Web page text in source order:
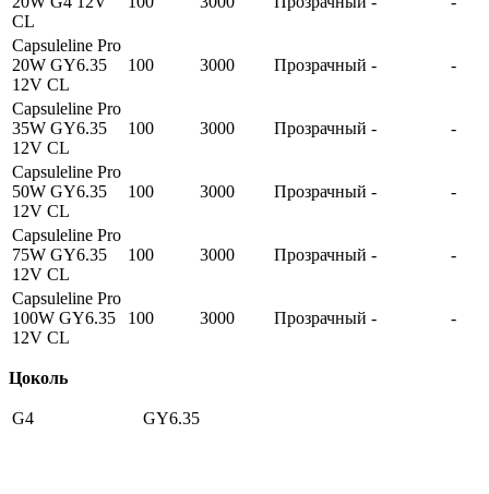
CL
Capsuleline Pro
20W GY6.35
12V CL
100 3000 Прозрачный - -
Capsuleline Pro
35W GY6.35
12V CL
100 3000 Прозрачный - -
Capsuleline Pro
50W GY6.35
12V CL
100 3000 Прозрачный - -
Capsuleline Pro
75W GY6.35
12V CL
100 3000 Прозрачный - -
Capsuleline Pro
100W GY6.35
12V CL
100 3000 Прозрачный - -
Цоколь
G4 GY6.35